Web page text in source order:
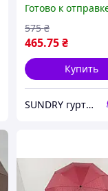
куполом
антиветер цветы
Готово к
465.75 ₴
575 ₴
Купить
SUNDRY гуртово-роздрібний інтернет-магазин